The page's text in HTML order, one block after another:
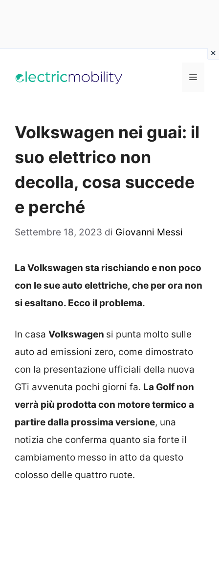
Menu
Volkswagen nei guai: il
suo elettrico non
decolla, cosa succede
e perché
Settembre 18, 2023 di Giovanni Messi
La Volkswagen sta rischiando e non poco
con le sue auto elettriche, che per ora non
si esaltano. Ecco il problema.
In casa Volkswagen si punta molto sulle
auto ad emissioni zero, come dimostrato
con la presentazione ufficiali della nuova
GTi avvenuta pochi giorni fa. La Golf non
verrà più prodotta con motore termico a
partire dalla prossima versione, una
notizia che conferma quanto sia forte il
cambiamento messo in atto da questo
colosso delle quattro ruote.